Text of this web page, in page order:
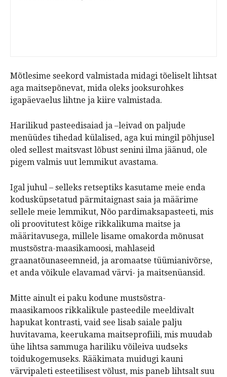
Mõtlesime seekord valmistada midagi tõeliselt lihtsat
aga maitsepõnevat, mida oleks jooksurohkes
igapäevaelus lihtne ja kiire valmistada.
Harilikud pasteedisaiad ja –leivad on paljude
menüüdes tihedad külalised, aga kui mingil põhjusel
oled sellest maitsvast lõbust senini ilma jäänud, ole
pigem valmis uut lemmikut avastama.
Igal juhul – selleks retseptiks kasutame meie enda
kodusküpsetatud pärmitaignast saia ja määrime
sellele meie lemmikut, Nõo pardimaksapasteeti, mis
oli proovitutest kõige rikkalikuma maitse ja
määritavusega, millele lisame omakorda mõnusat
mustsõstra-maasikamoosi, mahlaseid
graanatõunaseemneid, ja aromaatse tüümianivõrse,
et anda võikule elavamad värvi- ja maitsenüansid.
Mitte ainult ei paku kodune mustsõstra-
maasikamoos rikkalikule pasteedile meeldivalt
hapukat kontrasti, vaid see lisab saiale palju
huvitavama, keerukama maitseprofiili, mis muudab
ühe lihtsa sammuga hariliku võileiva uudseks
toidukogemuseks. Rääkimata muidugi kauni
värvipaleti esteetilisest võlust, mis paneb lihtsalt suu